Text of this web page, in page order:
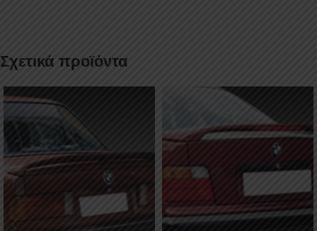
Σχετικά προϊόντα